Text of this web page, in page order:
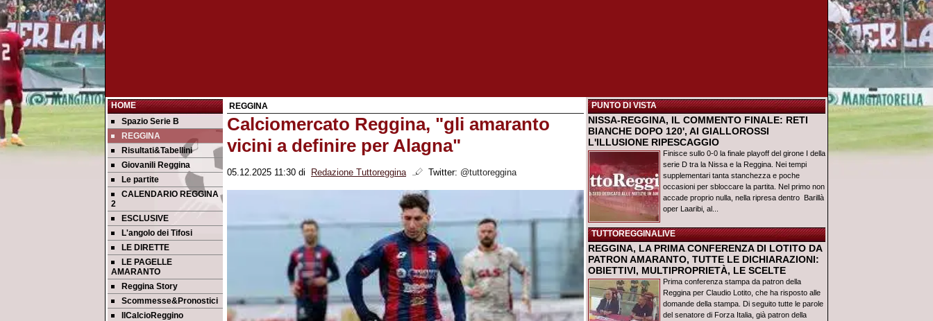
HOME
Spazio Serie B
REGGINA
Risultati&Tabellini
Giovanili Reggina
Le partite
CALENDARIO REGGINA
2
ESCLUSIVE
L'angolo dei Tifosi
LE DIRETTE
LE PAGELLE
AMARANTO
Reggina Story
Scommesse&Pronostici
IlCalcioReggino
REGGINA
Calciomercato Reggina, "gli amaranto
vicini a definire per Alagna"
05.12.2025 11:30 di Redazione Tuttoreggina Twitter: @tuttoreggina
PUNTO DI VISTA
NISSA-REGGINA, IL COMMENTO FINALE: RETI
BIANCHE DOPO 120', AI GIALLOROSSI
L'ILLUSIONE RIPESCAGGIO
Finisce sullo 0-0 la finale playoff del girone I della
serie D tra la Nissa e la Reggina. Nei tempi
supplementari tanta stanchezza e poche
occasioni per sbloccare la partita. Nel primo non
accade proprio nulla, nella ripresa dentro Barillà
oper Laaribi, al...
TUTTOREGGINALIVE
REGGINA, LA PRIMA CONFERENZA DI LOTITO DA
PATRON AMARANTO, TUTTE LE DICHIARAZIONI:
OBIETTIVI, MULTIPROPRIETÀ, LE SCELTE
Prima conferenza stampa da patron della
Reggina per Claudio Lotito, che ha risposto alle
domande della stampa. Di seguito tutte le parole
del senatore di Forza Italia, già patron della